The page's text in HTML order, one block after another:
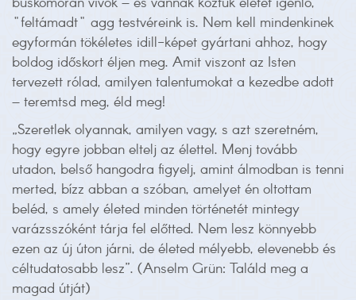
"feltámadt" agg testvéreink is. Nem kell mindenkinek
egyformán tökéletes idill-képet gyártani ahhoz, hogy
boldog időskort éljen meg. Amit viszont az Isten
tervezett rólad, amilyen talentumokat a kezedbe adott
– teremtsd meg, éld meg!
„Szeretlek olyannak, amilyen vagy, s azt szeretném,
hogy egyre jobban eltelj az élettel. Menj tovább
utadon, belső hangodra figyelj, amint álmodban is tenni
merted, bízz abban a szóban, amelyet én oltottam
beléd, s amely életed minden történetét mintegy
varázsszóként tárja fel előtted. Nem lesz könnyebb
ezen az új úton járni, de életed mélyebb, elevenebb és
céltudatosabb lesz”. (Anselm Grün: Találd meg a
magad útját)